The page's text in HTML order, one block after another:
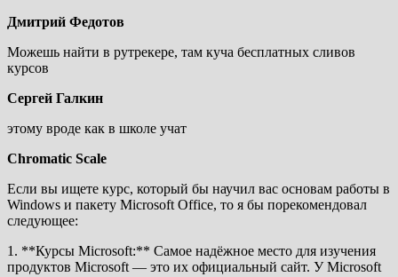
Дмитрий Федотов
Можешь найти в рутрекере, там куча бесплатных сливов
курсов
Сергей Галкин
этому вроде как в школе учат
Chromatic Scale
Если вы ищете курс, который бы научил вас основам работы в
Windows и пакету Microsoft Office, то я бы порекомендовал
следующее:
1. **Курсы Microsoft:** Самое надёжное место для изучения
продуктов Microsoft — это их официальный сайт. У Microsoft